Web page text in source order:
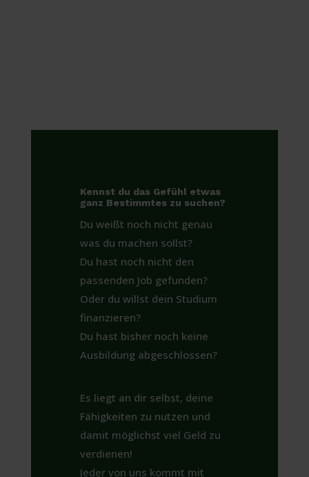
Kennst du das Gefühl etwas
ganz Bestimmtes zu suchen?
Du weißt noch nicht genau
was du machen sollst?
Du hast noch nicht den
passenden Job gefunden?
Oder du willst dein Studium
finanzieren?
Du hast bisher noch keine
Ausbildung abgeschlossen?
Es liegt an dir selbst, deine
Fähigkeiten zu nutzen und
damit möglichst viel Geld zu
verdienen!
Jeder von uns kommt mit